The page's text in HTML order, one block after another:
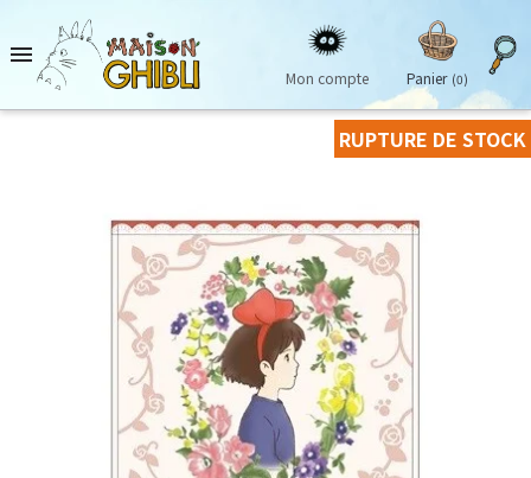

Mon compte Panier (0)
RUPTURE DE STOCK